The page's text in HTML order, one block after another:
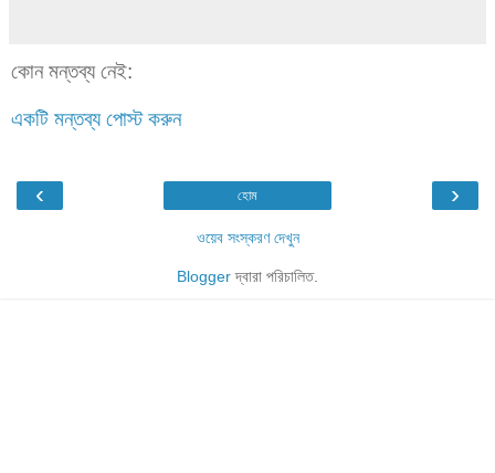
কোন মন্তব্য নেই:
একটি মন্তব্য পোস্ট করুন
‹ ›
হোম
ওয়েব সংস্করণ দেখুন
Bloggerদ্বারা পরিচালিত.